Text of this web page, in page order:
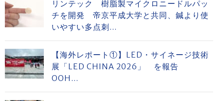
リンテック 樹脂製マイクロニードルパッ
チを開発 帝京平成大学と共同、鍼より使
いやすい多点刺...
【海外レポート①】LED・サイネージ技術
展「LED CHINA 2026」 を報告
OOH...